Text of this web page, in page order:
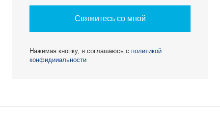
Свяжитесь со мной
Нажимая кнопку, я соглашаюсь с политикой
конфидииальности